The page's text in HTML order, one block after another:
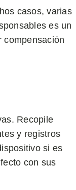
casos, varias
es un
compensación
Recopile
y registros
si es
con sus